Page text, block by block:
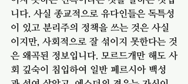
니다. 사실 종교적으로 유다인들은 독특성
이 있고 분리주의 정책을 쓰는 것은 사실
이지만, 사회적으로 잘 섞이지 못한다는 것
은 왜곡된 정보입니다. 모르드개만 해도 사
회 깊숙이 침입하여 일반 페르시아 백성